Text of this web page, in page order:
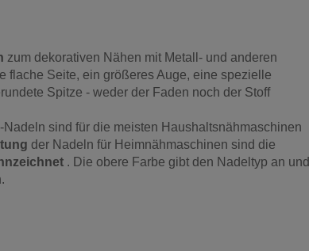
zum dekorativen Nähen mit Metall- und anderen
flache Seite, ein größeres Auge, eine spezielle
Spitze - weder der Faden noch der Stoff
sind für die meisten Haushaltsnähmaschinen
der Nadeln für Heimnähmaschinen sind die
. Die obere Farbe gibt den Nadeltyp an und